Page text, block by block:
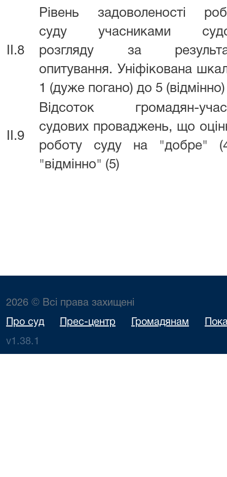
II.8
Рівень задоволеності
суду учасниками
розгляду за
опитування. Уніфікована
1 (дуже погано) до 5 (відмінно)
II.9
Відсоток громадян-
судових проваджень, що
роботу суду на "добре"
"відмінно" (5)
2026 © Всі права захищені
Про суд Прес-центр Громадянам
v1.38.1